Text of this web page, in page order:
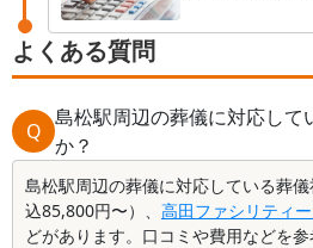
よくある質問
Q
島松駅周辺の葬儀に対応して
か？
島松駅周辺の葬儀に対応している葬儀
込85,800円〜）、 高田ファシリティ
どがあります。口コミや費用などを参